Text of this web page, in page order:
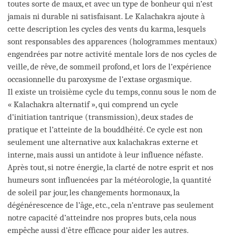
toutes sorte de maux, et avec un type de bonheur qui n’est
jamais ni durable ni satisfaisant. Le Kalachakra ajoute à
cette description les cycles des vents du karma, lesquels
sont responsables des apparences (hologrammes mentaux)
engendrées par notre activité mentale lors de nos cycles de
veille, de rêve, de sommeil profond, et lors de l’expérience
occasionnelle du paroxysme de l’extase orgasmique.
Il existe un troisième cycle du temps, connu sous le nom de
« Kalachakra alternatif », qui comprend un cycle
d’initiation tantrique (transmission), deux stades de
pratique et l’atteinte de la bouddhéité. Ce cycle est non
seulement une alternative aux kalachakras externe et
interne, mais aussi un antidote à leur influence néfaste.
Après tout, si notre énergie, la clarté de notre esprit et nos
humeurs sont influencées par la météorologie, la quantité
de soleil par jour, les changements hormonaux, la
dégénérescence de l’âge, etc., cela n’entrave pas seulement
notre capacité d’atteindre nos propres buts, cela nous
empêche aussi d’être efficace pour aider les autres.